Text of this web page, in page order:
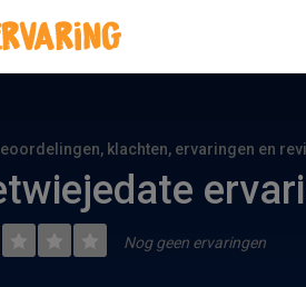
klachten, ervaringen en
Nog geen ervaringen